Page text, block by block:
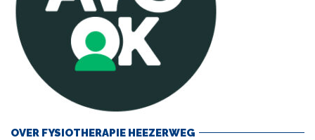
OVER FYSIOTHERAPIE HEEZERWEG